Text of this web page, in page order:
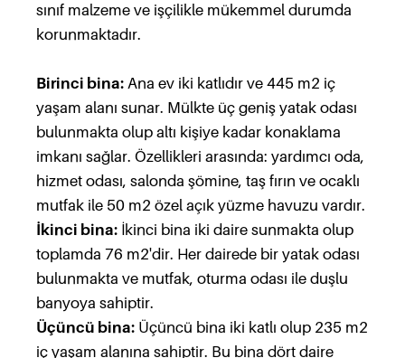
sınıf malzeme ve işçilikle mükemmel durumda
korunmaktadır.
Birinci bina: Ana ev iki katlıdır ve 445 m2 iç
yaşam alanı sunar. Mülkte üç geniş yatak odası
bulunmakta olup altı kişiye kadar konaklama
imkanı sağlar. Özellikleri arasında: yardımcı oda,
hizmet odası, salonda şömine, taş fırın ve ocaklı
mutfak ile 50 m2 özel açık yüzme havuzu vardır.
İkinci bina: İkinci bina iki daire sunmakta olup
toplamda 76 m2'dir. Her dairede bir yatak odası
bulunmakta ve mutfak, oturma odası ile duşlu
banyoya sahiptir.
Üçüncü bina: Üçüncü bina iki katlı olup 235 m2
iç yaşam alanına sahiptir. Bu bina dört daire